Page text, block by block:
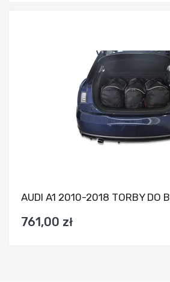
AUDI A1 2010-2018 TORBY DO
761,00 zł